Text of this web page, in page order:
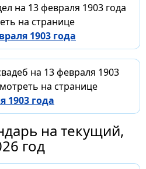
на 13 февраля 1903 года
на странице
1903 года
на 13 февраля 1903
на странице
1903 года
на текущий,
год